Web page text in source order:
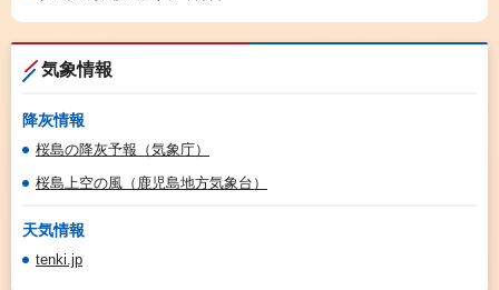
気象情報
降灰情報
桜島の降灰予報（気象庁）
桜島上空の風（鹿児島地方気象台）
天気情報
tenki.jp